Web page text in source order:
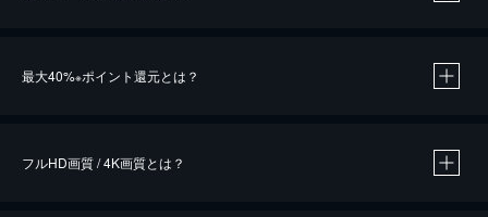
最大40%※ポイント還元とは？
フルHD画質 / 4K画質とは？